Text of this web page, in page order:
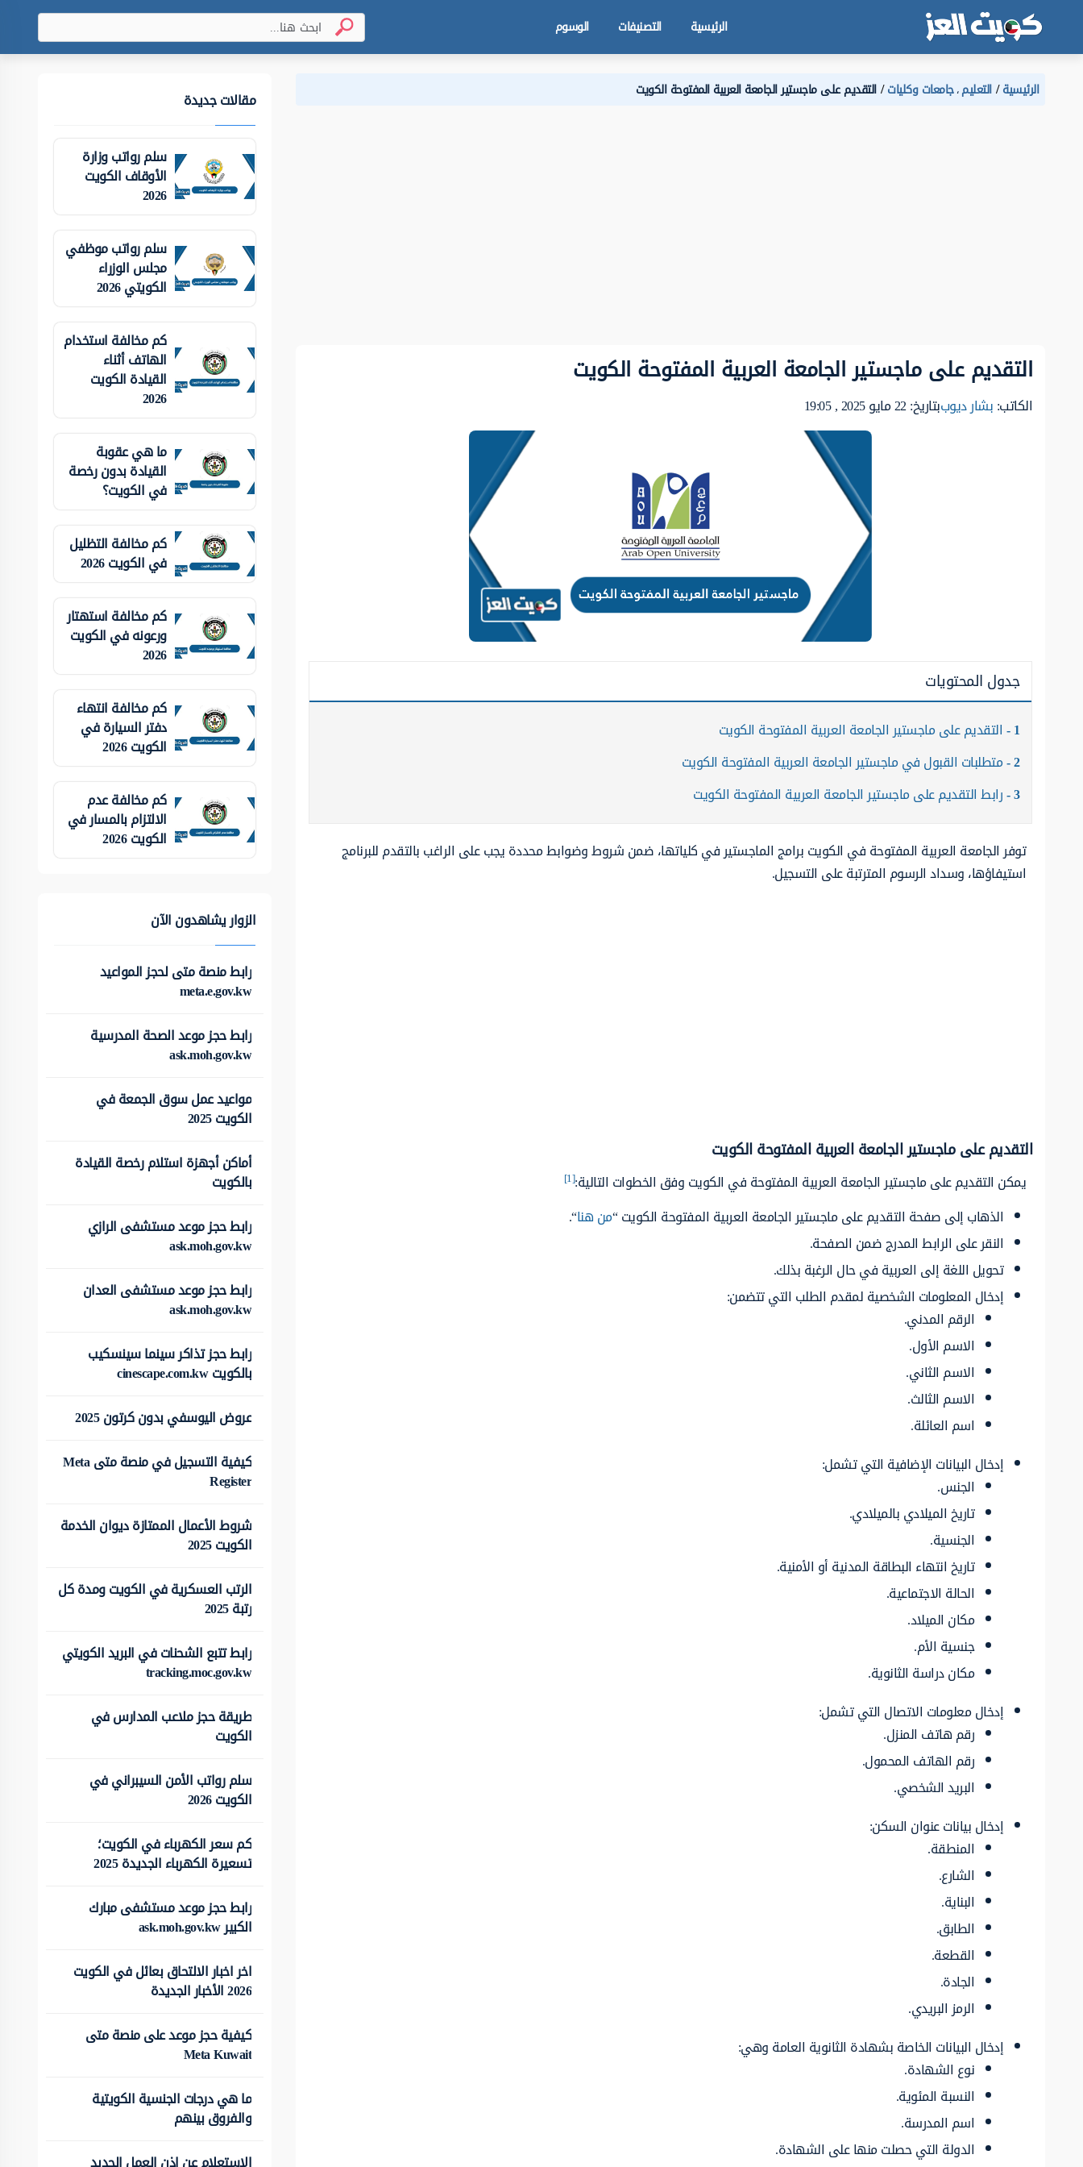
الرئيسية التصنيفات الوسوم
الرئيسية التعليم،جامعات وكليات التقديم على ماجستير الجامعة العربية المفتوحة الكويت
التقديم على ماجستير الجامعة العربية المفتوحة الكويت
الكاتب:بشار ديوببتاريخ: 22 مايو 2025 , 19:05
جدول المحتويات
1 التقديم على ماجستير الجامعة العربية المفتوحة الكويت
2 متطلبات القبول في ماجستير الجامعة العربية المفتوحة الكويت
3 رابط التقديم على ماجستير الجامعة العربية المفتوحة الكويت
توفر الجامعة العربية المفتوحة في الكويت برامج الماجستير في كلياتها، ضمن شروط وضوابط محددة يجب على الراغب بالتقدم للبرنامج
استيفاؤها، وسداد الرسوم المترتبة على التسجيل.
التقديم على ماجستير الجامعة العربية المفتوحة الكويت
يمكن التقديم على ماجستير الجامعة العربية المفتوحة في الكويت وفق الخطوات التالية:[1]
الذهاب إلى صفحة التقديم على ماجستير الجامعة العربية المفتوحة الكويت “من هنا“.
النقر على الرابط المدرج ضمن الصفحة.
تحويل اللغة إلى العربية في حال الرغبة بذلك.
إدخال المعلومات الشخصية لمقدم الطلب التي تتضمن:
الرقم المدني.
الاسم الأول.
الاسم الثاني.
الاسم الثالث.
اسم العائلة.
إدخال البيانات الإضافية التي تشمل:
الجنس.
تاريخ الميلادي بالميلادي.
الجنسية.
تاريخ انتهاء البطاقة المدنية أو الأمنية.
الحالة الاجتماعية.
مكان الميلاد.
جنسية الأم.
مكان دراسة الثانوية.
إدخال معلومات الاتصال التي تشمل:
رقم هاتف المنزل.
رقم الهاتف المحمول.
البريد الشخصي.
إدخال بيانات عنوان السكن:
المنطقة.
الشارع.
البناية.
الطابق.
القطعة.
الجادة.
الرمز البريدي.
إدخال البيانات الخاصة بشهادة الثانوية العامة وهي:
نوع الشهادة.
النسبة المئوية.
اسم المدرسة.
الدولة التي حصلت منها على الشهادة.
مقالات جديدة
سلم رواتب وزارة
الأوقاف الكويت
2026
سلم رواتب موظفي
مجلس الوزراء
الكويتي 2026
كم مخالفة استخدام
الهاتف أثناء
القيادة الكويت
2026
ما هي عقوبة
القيادة بدون رخصة
في الكويت؟
كم مخالفة التظليل
في الكويت 2026
كم مخالفة استهتار
ورعونه في الكويت
2026
كم مخالفة انتهاء
دفتر السيارة في
الكويت 2026
كم مخالفة عدم
الالتزام بالمسار في
الكويت 2026
الزوار يشاهدون الآن
رابط منصة متى لحجز المواعيد
meta.e.gov.kw
رابط حجز موعد الصحة المدرسية
ask.moh.gov.kw
مواعيد عمل سوق الجمعة في
الكويت 2025
أماكن أجهزة استلام رخصة القيادة
بالكويت
رابط حجز موعد مستشفى الرازي
ask.moh.gov.kw
رابط حجز موعد مستشفى العدان
ask.moh.gov.kw
رابط حجز تذاكر سينما سينسكيب
بالكويت cinescape.com.kw
عروض اليوسفي بدون كرتون 2025
كيفية التسجيل في منصة متى Meta
Register
شروط الأعمال الممتازة ديوان الخدمة
الكويت 2025
الرتب العسكرية في الكويت ومدة كل
رتبة 2025
رابط تتبع الشحنات في البريد الكويتي
tracking.moc.gov.kw
طريقة حجز ملاعب المدارس في
الكويت
سلم رواتب الأمن السيبراني في
الكويت 2026
كم سعر الكهرباء في الكويت؛
تسعيرة الكهرباء الجديدة 2025
رابط حجز موعد مستشفى مبارك
الكبير ask.moh.gov.kw
اخر اخبار الالتحاق بعائل في الكويت
2026 الأخبار الجديدة
كيفية حجز موعد على منصة متى
Meta Kuwait
ما هي درجات الجنسية الكويتية
والفروق بينهم